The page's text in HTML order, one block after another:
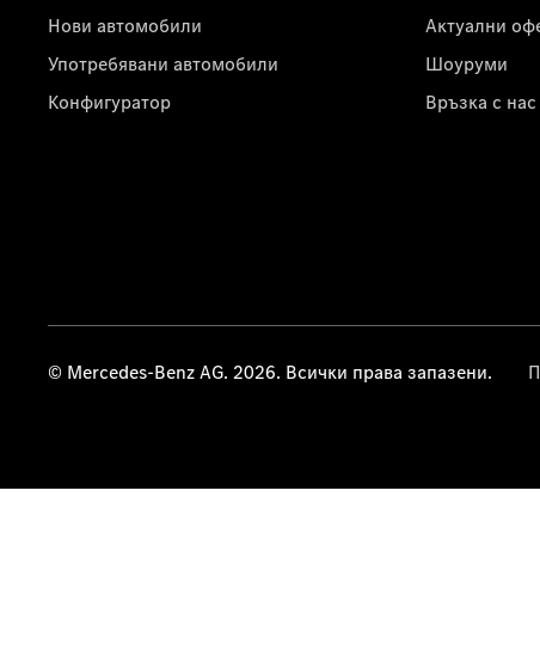
Нови автомобили
Употребявани автомобили
Конфигуратор
Актуални
Шоуруми
Връзка с нас
© Mercedes-Benz AG. 2026. Всички права запазени.